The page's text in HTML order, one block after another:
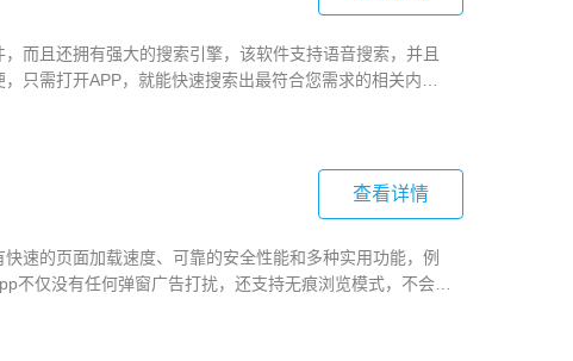
而且还拥有强大的搜索引擎，该软件支持语音搜索，并且
只需打开APP，就能快速搜索出最符合您需求的相关内
查看详情
速的页面加载速度、可靠的安全性能和多种实用功能，例
不仅没有任何弹窗广告打扰，还支持无痕浏览模式，不会记